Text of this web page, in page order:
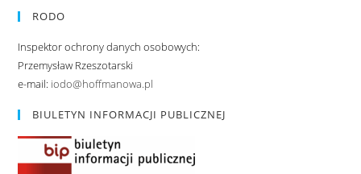
RODO
Inspektor ochrony danych osobowych:
Przemysław Rzeszotarski
e-mail: iodo@hoffmanowa.pl
BIULETYN INFORMACJI PUBLICZNEJ